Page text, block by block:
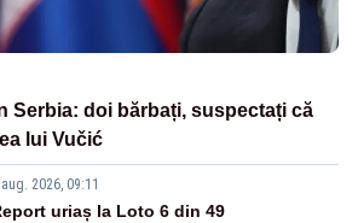
Serbia: doi bărbați, suspectați că
lui Vučić
2026, 09:11
uriaș la Loto 6 din 49